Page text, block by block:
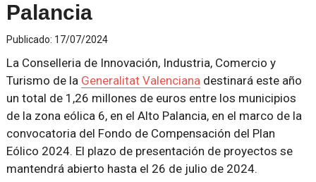
Palancia
Publicado: 17/07/2024
La Conselleria de Innovación, Industria, Comercio y
Turismo de la Generalitat Valencianadestinará este año
un total de 1,26 millones de euros entre los municipios
de la zona eólica 6, en el Alto Palancia, en el marco de la
convocatoria del Fondo de Compensación del Plan
Eólico 2024. El plazo de presentación de proyectos se
mantendrá abierto hasta el 26 de julio de 2024.